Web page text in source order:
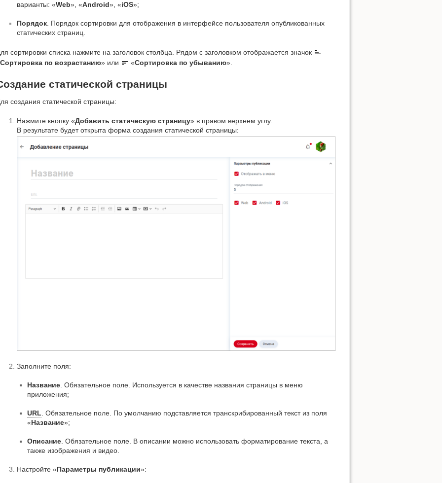
варианты: «Web», «Android», «iOS»;
Порядок . Порядок сортировки для отображения в интерфейсе пользователя опубликованных
статических страниц.
сортировки списка нажмите на заголовок столбца. Рядом с заголовком отображается значок
Сортировка по возрастанию» или «Сортировка по убыванию».
статической страницы
создания статической страницы:
Нажмите кнопку «Добавить статическую страницу» в правом верхнем углу.
В результате будет открыта форма создания статической страницы:
Заполните поля:
Название . Обязательное поле. Используется в качестве названия страницы в меню
приложения;
URL . Обязательное поле. По умолчанию подставляется транскрибированный текст из поля
«Название»;
Описание . Обязательное поле. В описании можно использовать форматирование текста, а
также изображения и видео.
Настройте «Параметры публикации»: